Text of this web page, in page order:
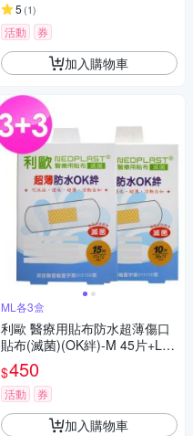
5 (1)
活動 券
加入購物車
ML各3盒
利歐 醫療用貼布防水超薄傷口
貼布(滅菌)(OK絆)-M 45片+L 3
0片
$450
活動 券
加入購物車